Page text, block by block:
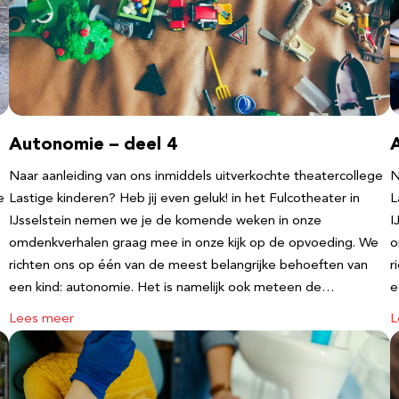
Autonomie – deel 4
Naar aanleiding van ons inmiddels uitverkochte theatercollege
Lastige kinderen? Heb jij even geluk! in het Fulcotheater in
IJsselstein nemen we je de komende weken in onze
omdenkverhalen graag mee in onze kijk op de opvoeding. We
richten ons op één van de meest belangrijke behoeften van
een kind: autonomie. Het is namelijk ook meteen de…
Lees meer